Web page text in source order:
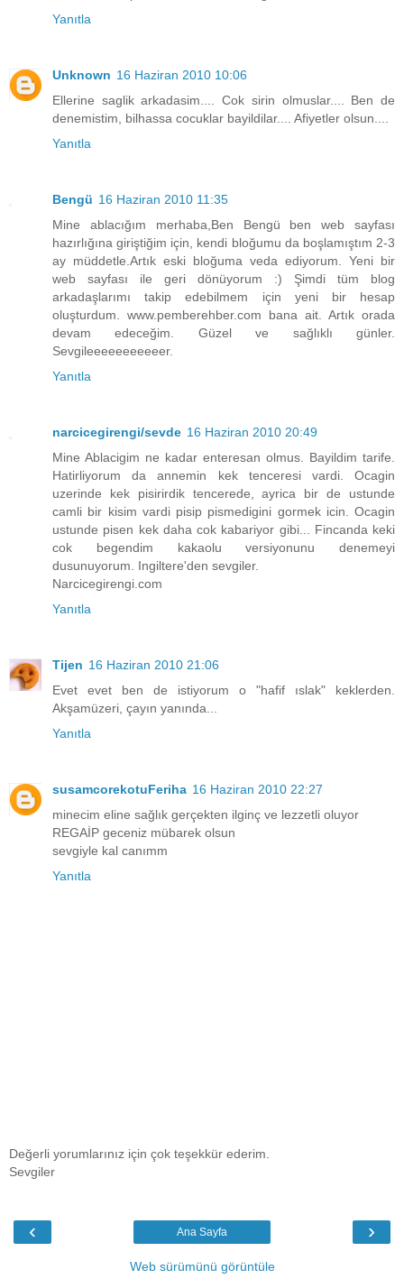
Yanıtla
Unknown 16 Haziran 2010 10:06
Ellerine saglik arkadasim.... Cok sirin olmuslar.... Ben de
denemistim, bilhassa cocuklar bayildilar.... Afiyetler olsun....
Yanıtla
Bengü 16 Haziran 2010 11:35
Mine ablacığım merhaba,Ben Bengü ben web sayfası
hazırlığına giriştiğim için, kendi bloğumu da boşlamıştım 2-3
ay müddetle.Artık eski bloğuma veda ediyorum. Yeni bir
web sayfası ile geri dönüyorum :) Şimdi tüm blog
arkadaşlarımı takip edebilmem için yeni bir hesap
oluşturdum. www.pemberehber.com bana ait. Artık orada
devam edeceğim. Güzel ve sağlıklı günler.
Sevgileeeeeeeeeeer.
Yanıtla
narcicegirengi/sevde 16 Haziran 2010 20:49
Mine Ablacigim ne kadar enteresan olmus. Bayildim tarife.
Hatirliyorum da annemin kek tenceresi vardi. Ocagin
uzerinde kek pisirirdik tencerede, ayrica bir de ustunde
camli bir kisim vardi pisip pismedigini gormek icin. Ocagin
ustunde pisen kek daha cok kabariyor gibi... Fincanda keki
cok begendim kakaolu versiyonunu denemeyi
dusunuyorum. Ingiltere'den sevgiler.
Narcicegirengi.com
Yanıtla
Tijen 16 Haziran 2010 21:06
Evet evet ben de istiyorum o "hafif ıslak" keklerden.
Akşamüzeri, çayın yanında...
Yanıtla
susamcorekotuFeriha 16 Haziran 2010 22:27
minecim eline sağlık gerçekten ilginç ve lezzetli oluyor
REGAİP geceniz mübarek olsun
sevgiyle kal canımm
Yanıtla
Değerli yorumlarınız için çok teşekkür ederim.
Sevgiler
‹ ›
Ana Sayfa
Web sürümünü görüntüle